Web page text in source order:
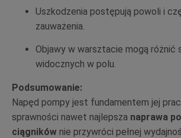
Uszkodzenia postępują powoli i
zauważenia.
Objawy w warsztacie mogą różnić
widocznych w polu.
Podsumowanie:
Napęd pompy jest fundamentem jej
sprawności nawet najlepsza naprawa
ciągników nie przywróci pełnej